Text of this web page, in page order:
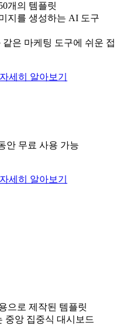
개의 템플릿
지를 생성하는 AI 도구
같은 마케팅 도구에 쉬운 접
세히 알아보기
안 무료 사용 가능
세히 알아보기
으로 제작된 템플릿
중앙 집중식 대시보드